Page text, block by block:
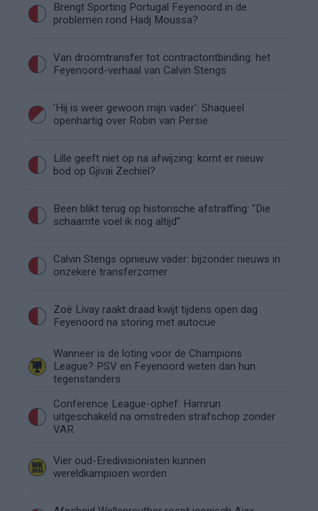
Brengt Sporting Portugal Feyenoord in de
problemen rond Hadj Moussa?
Van droomtransfer tot contractontbinding: het
Feyenoord-verhaal van Calvin Stengs
'Hij is weer gewoon mijn vader': Shaqueel
openhartig over Robin van Persie
Lille geeft niet op na afwijzing: komt er nieuw
bod op Gjivai Zechiël?
Been blikt terug op historische afstraffing: "Die
schaamte voel ik nog altijd"
Calvin Stengs opnieuw vader: bijzonder nieuws in
onzekere transferzomer
Zoë Livay raakt draad kwijt tijdens open dag
Feyenoord na storing met autocue
Wanneer is de loting voor de Champions
League? PSV en Feyenoord weten dan hun
tegenstanders
Conference League-ophef: Hamrun
uitgeschakeld na omstreden strafschop zonder
VAR
Vier oud-Eredivisionisten kunnen
wereldkampioen worden